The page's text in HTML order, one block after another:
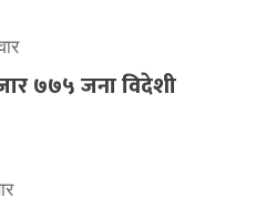
७७५ जना विदेशी